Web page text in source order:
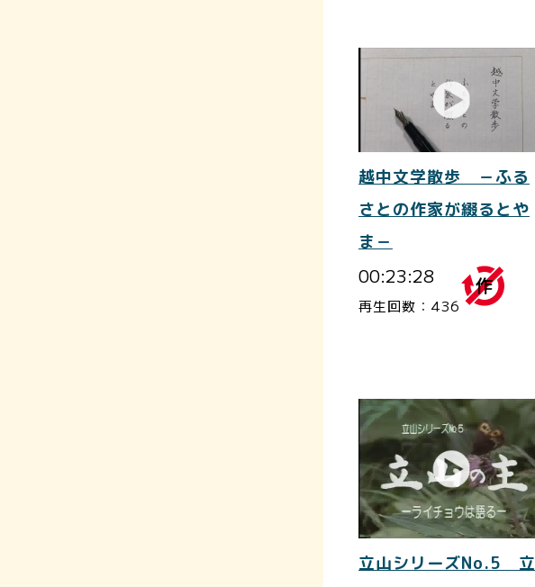
越中文学散歩 －ふる
さとの作家が綴るとや
ま－
00:23:28
再生回数：436
立山シリーズNo.5 立